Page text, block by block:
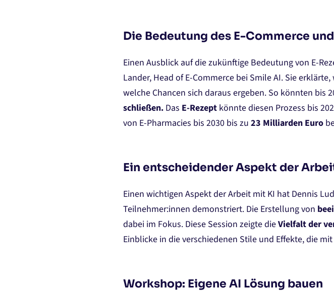
Die Bedeutung des E-Commerce
Einen Ausblick auf die zukünftige Bedeutung von E-
Lander, Head of E-Commerce bei Smile AI. Sie
welche Chancen sich daraus ergeben. So könnten bis
schließen. Das E-Rezept könnte diesen Prozess bis
von E-Pharmacies bis 2030 bis zu 23 Milliarden Euro
Ein entscheidender Aspekt der
Einen wichtigen Aspekt der Arbeit mit KI hat Dennis
Teilnehmer:innen demonstriert. Die Erstellung von
dabei im Fokus. Diese Session zeigte dieVielfalt der
Einblicke in die verschiedenen Stile und Effekte, die
Workshop: Eigene AI Lösung bauen